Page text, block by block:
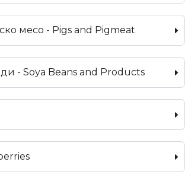
месо - Pigs and Pigmeat
- Soya Beans and Products